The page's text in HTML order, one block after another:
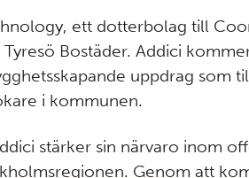
ett dotterbolag till
Bostäder. Addici
uppdrag som
i kommunen.
stärker sin närvaro inom
Genom att